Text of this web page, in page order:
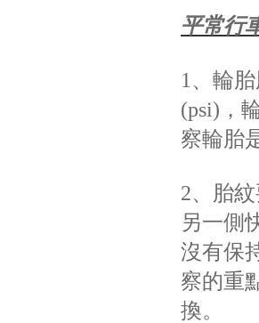
平常行
1、輪
(psi)，
察輪胎
2、胎
另一側
沒有保
察的重
換。